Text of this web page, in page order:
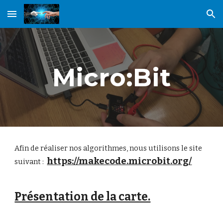
Skip to main content Skip to navigation
Micro:Bit
Afin de réaliser nos algorithmes, nous utilisons le site
suivant : https://makecode.microbit.org/
Présentation de la carte.